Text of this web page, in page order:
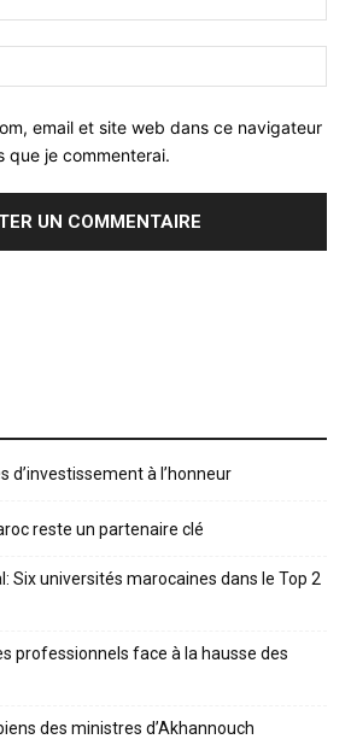
email et site web dans ce navigateur
que je commenterai.
d’investissement à l’honneur
reste un partenaire clé
Six universités marocaines dans le Top 2
professionnels face à la hausse des
des ministres d’Akhannouch